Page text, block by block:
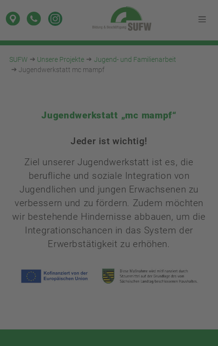
SUFW Unsere Projekte
Jugend- und Familienarbeit
Jugendwerkstatt mc mampf
Jugendwerkstatt „mc mampf“
Jeder ist wichtig!
Ziel unserer Jugendwerkstatt ist es, die
berufliche und soziale Integration von
Jugendlichen und jungen Erwachsenen zu
verbessern und zu fördern. Zudem möchten
wir bestehende Hindernisse abbauen, um die
Integrationschancen in das System der
Erwerbstätigkeit zu erhöhen.